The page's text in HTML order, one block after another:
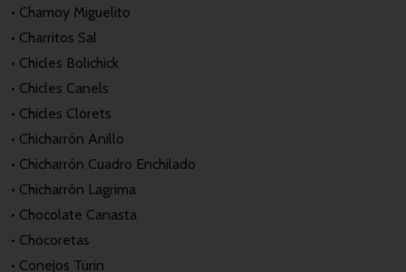
• Chamoy Miguelito
• Charritos Sal
• Chicles Bolichick
• Chicles Canels
• Chicles Clorets
• Chicharrón Anillo
• Chicharrón Cuadro Enchilado
• Chicharrón Lagrima
• Chocolate Canasta
• Chocoretas
• Conejos Turin